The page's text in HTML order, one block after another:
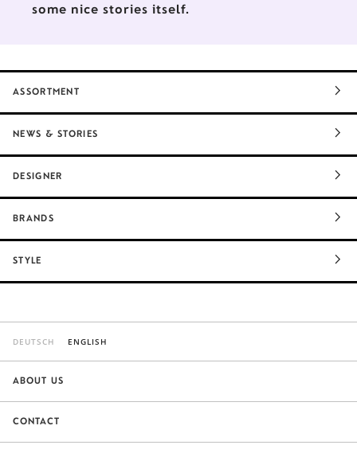
some nice stories itself.
ASSORTMENT
NEWS & STORIES
DESIGNER
BRANDS
STYLE
DEUTSCH ENGLISH
ABOUT US
CONTACT